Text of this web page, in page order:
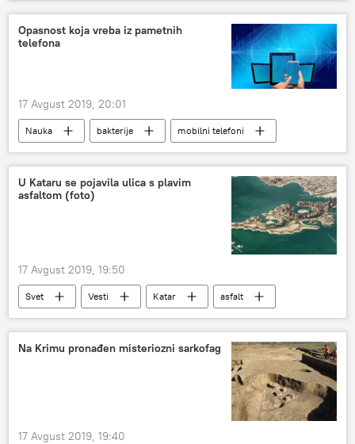
Opasnost koja vreba iz pametnih
telefona
17 Avgust 2019, 20:01
Nauka bakterije
mobilni telefoni
zaraza
Društvo
U Kataru se pojavila ulica s plavim
asfaltom (foto)
17 Avgust 2019, 19:50
Svet Vesti Katar
asfalt
boja
Na Krimu pronađen misteriozni sarkofag
17 Avgust 2019, 19:40